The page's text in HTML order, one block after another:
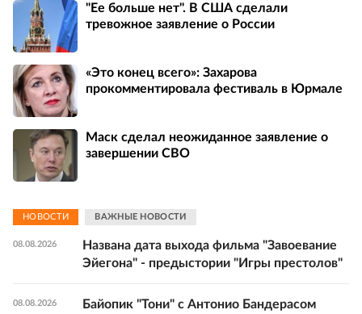
"Ее больше нет". В США сделали
тревожное заявление о России
«Это конец всего»: Захарова
прокомментировала фестиваль в Юрмале
Маск сделал неожиданное заявление о
завершении СВО
НОВОСТИ ВАЖНЫЕ НОВОСТИ
08.08.2026
Названа дата выхода фильма "Завоевание
Эйегона" - предыстории "Игры престолов"
08.08.2026
Байопик "Тони" с Антонио Бандерасом